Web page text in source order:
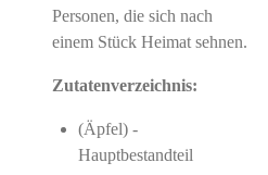
Personen, die sich nach
einem Stück Heimat sehnen.
Zutatenverzeichnis:
(Äpfel) -
Hauptbestandteil